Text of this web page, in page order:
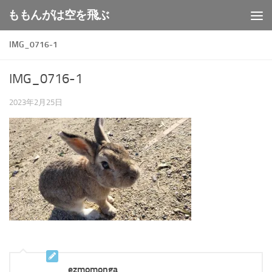
コンテンツへスキップ
ももんがは空を飛ぶ
IMG_0716-1
IMG_0716-1
2023年2月25日
ezmomonga